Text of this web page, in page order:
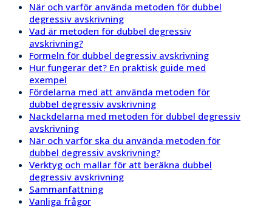
När och varför använda metoden för dubbel
degressiv avskrivning
Vad är metoden för dubbel degressiv
avskrivning?
Formeln för dubbel degressiv avskrivning
Hur fungerar det? En praktisk guide med
exempel
Fördelarna med att använda metoden för
dubbel degressiv avskrivning
Nackdelarna med metoden för dubbel degressiv
avskrivning
När och varför ska du använda metoden för
dubbel degressiv avskrivning?
Verktyg och mallar för att beräkna dubbel
degressiv avskrivning
Sammanfattning
Vanliga frågor